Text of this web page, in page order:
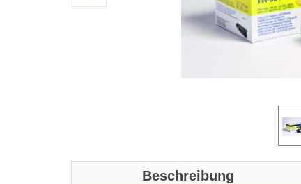
Beschreibung